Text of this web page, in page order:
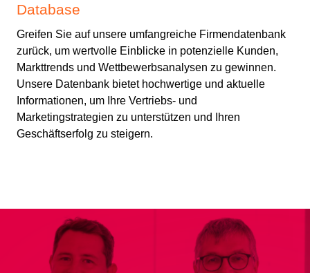
Database
Greifen Sie auf unsere umfangreiche Firmendatenbank
zurück, um wertvolle Einblicke in potenzielle Kunden,
Markttrends und Wettbewerbsanalysen zu gewinnen.
Unsere Datenbank bietet hochwertige und aktuelle
Informationen, um Ihre Vertriebs- und
Marketingstrategien zu unterstützen und Ihren
Geschäftserfolg zu steigern.